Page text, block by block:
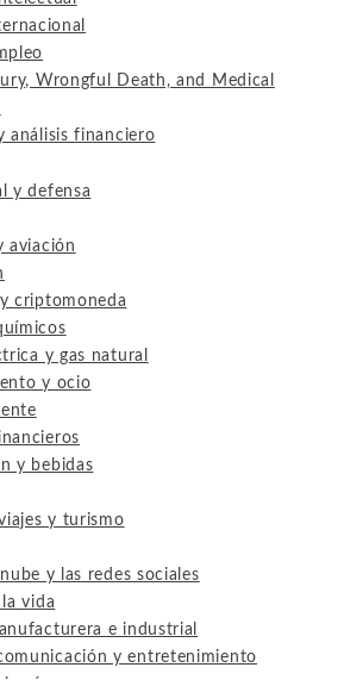
Wrongful Death, and Medical
análisis financiero
y defensa
aviación
criptomoneda
y gas natural
y ocio
y bebidas
y turismo
y las redes sociales
vida
e industrial
y entretenimiento